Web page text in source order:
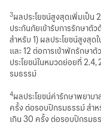
3ผลประโยชน์สูงสุดเพิ่มเป็น
ประกันภัยเข้ารับการรักษาตั
สำหรับ 1) ผลประโยชน์สูงสุ
และ 12 ต่อการเข้าพักรักษา
ประโยชน์ในหมวดย่อยที่
รมธรรม์
4ผลประโยชน์ค่ารักษาพยาบ
ครั้ง ต่อรอบปีกรมธรรม์ สำ
เกิน 30 ครั้ง ต่อรอบปีกรมธ